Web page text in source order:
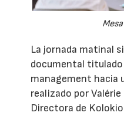
La jornada matinal
documental titulado
management hacia
realizado por
Directora de